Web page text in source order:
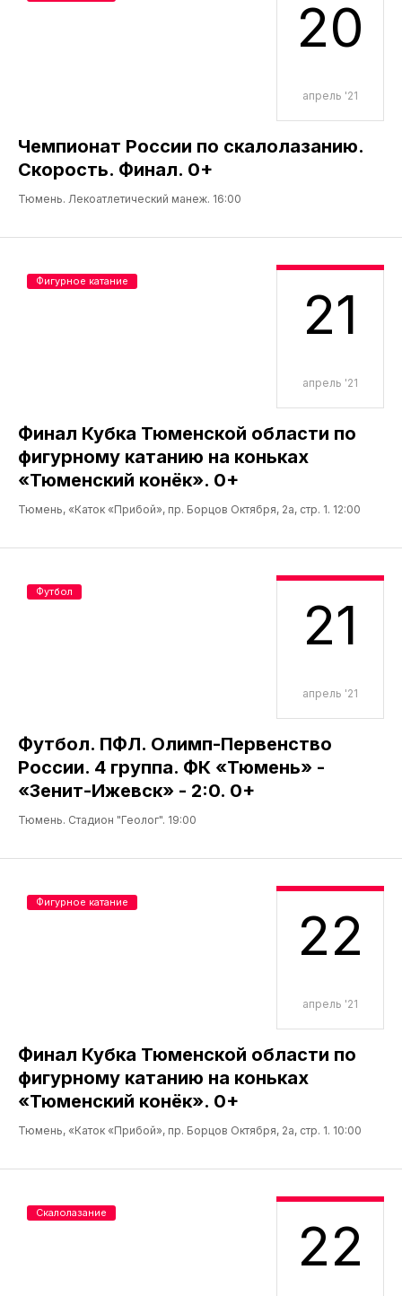
20
апрель '21
Чемпионат России по скалолазанию.
Скорость. Финал. 0+
Тюмень. Лекоатлетический манеж. 16:00
21
апрель '21
Финал Кубка Тюменской области по
фигурному катанию на коньках
«Тюменский конёк». 0+
Тюмень, «Каток «Прибой», пр. Борцов Октября, 2а, стр. 1. 12:00
Фигурное катание
21
апрель '21
Футбол. ПФЛ. Олимп-Первенство
России. 4 группа. ФК «Тюмень» -
«Зенит-Ижевск» - 2:0. 0+
Тюмень. Стадион "Геолог". 19:00
Футбол
22
апрель '21
Финал Кубка Тюменской области по
фигурному катанию на коньках
«Тюменский конёк». 0+
Тюмень, «Каток «Прибой», пр. Борцов Октября, 2а, стр. 1. 10:00
Фигурное катание
22
Скалолазание